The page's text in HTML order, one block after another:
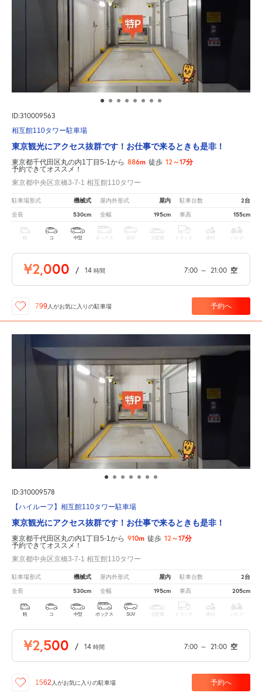
ID:310009563
相互館110タワー駐車場
東京観光にアクセス抜群です！お仕事で来るときも是非！
東京都千代田区丸の内1丁目5-1から 886m 徒歩 12～17分
予約できてオススメ！
東京都中央区京橋3-7-1 相互館110タワー
駐車場形式 機械式 屋内外形式 屋内 駐車台数 2台
全長 530cm 全幅 195cm 車高 155cm
軽 コ 中型 ボックス SUV 大型車 トラック 原付 バイク
¥2,000 / 14 時間 7:00 ～ 21:00 空
799 人がお気に入りの駐車場 予約へ
ID:310009578
【ハイルーフ】相互館110タワー駐車場
東京観光にアクセス抜群です！お仕事で来るときも是非！
東京都千代田区丸の内1丁目5-1から 910m 徒歩 12～17分
予約できてオススメ！
東京都中央区京橋3-7-1 相互館110タワー
駐車場形式 機械式 屋内外形式 屋内 駐車台数 2台
全長 530cm 全幅 195cm 車高 205cm
軽 コ 中型 ボックス SUV 大型車 トラック 原付 バイク
¥2,500 / 14 時間 7:00 ～ 21:00 空
1562 人がお気に入りの駐車場 予約へ